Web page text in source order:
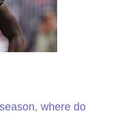
where do